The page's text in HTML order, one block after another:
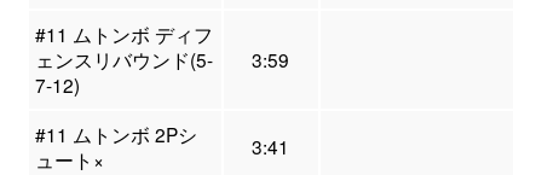
#11 ムトンボ ディフ
ェンスリバウンド(5-
7-12)
3:59
#11 ムトンボ 2Pシ
ュート×
3:41